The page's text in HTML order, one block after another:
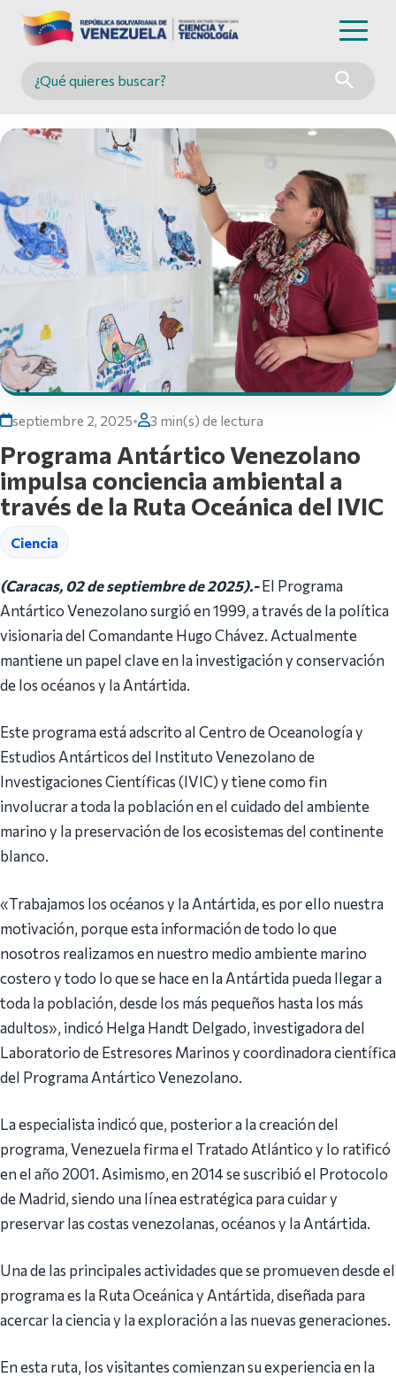
Buscar en MINCYT
septiembre 2, 2025• 3 min(s) de lectura
Programa Antártico Venezolano
impulsa conciencia ambiental a
través de la Ruta Oceánica del IVIC
Ciencia
(Caracas, 02 de septiembre de 2025).-El Programa
Antártico Venezolano surgió en 1999, a través de la política
visionaria del Comandante Hugo Chávez. Actualmente
mantiene un papel clave en la investigación y conservación
de los océanos y la Antártida.
Este programa está adscrito al Centro de Oceanología y
Estudios Antárticos del Instituto Venezolano de
Investigaciones Científicas (IVIC) y tiene como fin
involucrar a toda la población en el cuidado del ambiente
marino y la preservación de los ecosistemas del continente
blanco.
«Trabajamos los océanos y la Antártida, es por ello nuestra
motivación, porque esta información de todo lo que
nosotros realizamos en nuestro medio ambiente marino
costero y todo lo que se hace en la Antártida pueda llegar a
toda la población, desde los más pequeños hasta los más
adultos», indicó Helga Handt Delgado, investigadora del
Laboratorio de Estresores Marinos y coordinadora científica
del Programa Antártico Venezolano.
La especialista indicó que, posterior a la creación del
programa, Venezuela firma el Tratado Atlántico y lo ratificó
en el año 2001. Asimismo, en 2014 se suscribió el Protocolo
de Madrid, siendo una línea estratégica para cuidar y
preservar las costas venezolanas, océanos y la Antártida.
Una de las principales actividades que se promueven desde el
programa es la Ruta Oceánica y Antártida, diseñada para
acercar la ciencia y la exploración a las nuevas generaciones.
En esta ruta, los visitantes comienzan su experiencia en la